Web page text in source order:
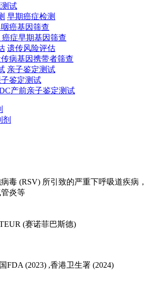
试
早期癌症检测
癌基因筛查
癌症早期基因筛查
遗传风险评估
病基因携带者筛查
亲子鉴定测试
鉴定测试
产前亲子鉴定测试
毒 (RSV) 所引致的严重下呼吸道疾病，
炎等
(赛诺菲巴斯德)
FDA (2023) ,香港卫生署 (2024)